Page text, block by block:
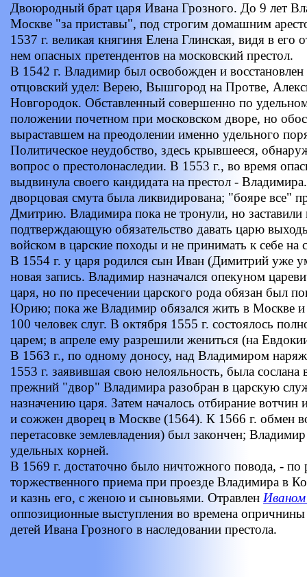
Двоюродный брат царя Ивана Грозного. До 9 лет
Москве "за приставы", под строгим домашним
1537 г. великая княгиня Елена Глинская, видя в его
нем опасных претендентов на московский престол.
В 1542 г. Владимир был освобожден и
отцовский удел: Верею, Вышгород на Протве,
Новгородок. Обставленный совершенно по
положении почетном при московском дворе, но
выраставшем на преодолении именно удельного
Политическое неудобство, здесь крывшееся,
вопрос о престолонаследии. В 1553 г., во время
выдвинула своего кандидата на престол -
дворцовая смута была ликвидирована; "бояре все"
Дмитрию. Владимира пока не тронули, но заставили
подтверждающую обязательство давать царю
войском в царские походы и не принимать к себе на
В 1554 г. у царя родился сын Иван (Димитрий уже
новая запись. Владимир назначался опекуном
царя, но по пресечении царского рода обязан был
Юрию; пока же Владимир обязался жить в Москве и
100 человек слуг. В октября 1555 г. состоялось
царем; в апреле ему разрешили жениться (на
В 1563 г., по одному доносу, над Владимиром
1553 г. заявившая свою нелояльность, была
прежний "двор" Владимира разобран в царскую
назначению царя. Затем началось отбирание
и сожжен дворец в Москве (1564). К 1566 г. обмен
перетасовке землевладения) был закончен;
удельных корней.
В 1569 г. достаточно было ничтожного повода, - по
торжественного приема при проезде Владимира в
и казнь его, с женою и сыновьями. Отравлен
оппозиционные выступления во времена
детей Ивана Грозного в наследовании престола.